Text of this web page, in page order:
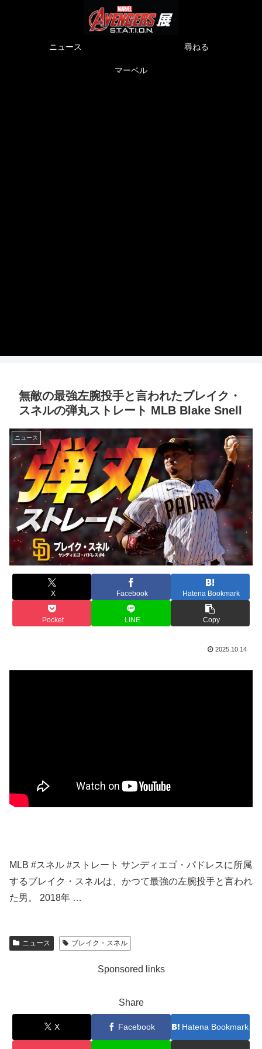
ニュース 尋ねる
マーベル
無敵の最強左腕投手と言われたブレイク・
スネルの弾丸ストレート MLB Blake Snell
ニュース
X Facebook Hatena Bookmark
Pocket LINE Copy
2025.10.14
MLB #スネル #ストレート サンディエゴ・パドレスに所属
するブレイク・スネルは、かつて最強の左腕投手と言われ
た男。 2018年 …
ニュース ブレイク・スネル
Sponsored links
Share
X Facebook Hatena Bookmark